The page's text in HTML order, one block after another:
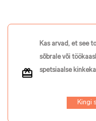
Kas arvad, et see
sõbrale või
spetsiaalse
Kingi